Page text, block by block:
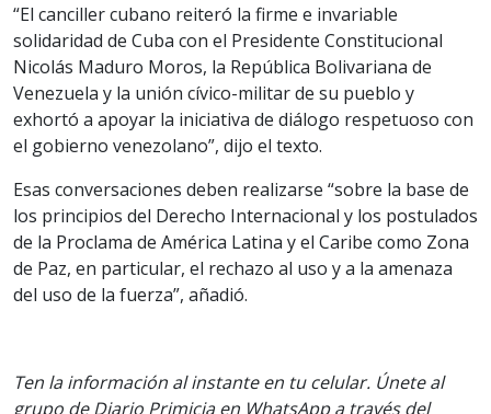
“El canciller cubano reiteró la firme e invariable
solidaridad de Cuba con el Presidente Constitucional
Nicolás Maduro Moros, la República Bolivariana de
Venezuela y la unión cívico-militar de su pueblo y
exhortó a apoyar la iniciativa de diálogo respetuoso con
el gobierno venezolano”, dijo el texto.
Esas conversaciones deben realizarse “sobre la base de
los principios del Derecho Internacional y los postulados
de la Proclama de América Latina y el Caribe como Zona
de Paz, en particular, el rechazo al uso y a la amenaza
del uso de la fuerza”, añadió.
Ten la información al instante en tu celular. Únete al
grupo de Diario Primicia en WhatsApp a través del